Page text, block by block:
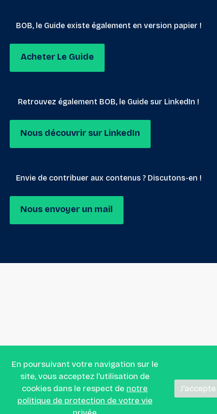
BOB, le Guide existe également en version papier !
Acheter Le Guide
Retrouvez également BOB, le Guide sur LinkedIn !
Nous découvrir sur LinkedIn
Envie de contribuer aux contenus ? Discutons-en !
Nous envoyer un mail
En poursuivant votre navigation sur le
site, vous acceptez l'utilisation de
cookies dans le respect de notre
politique de protection de votre vie
J'accepte